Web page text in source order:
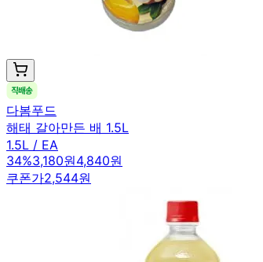
다봄푸드
해태 갈아만든 배 1.5L
1.5L / EA
34%3,180원4,840원
쿠폰가2,544원